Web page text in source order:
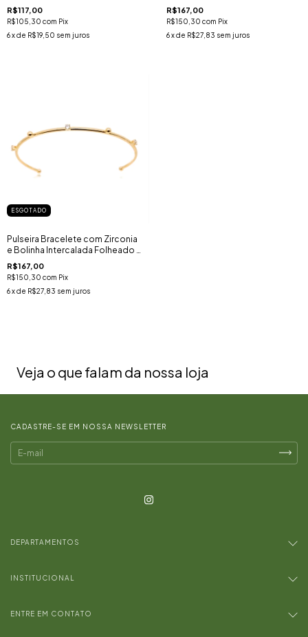
R$117,00
R$105,30 com Pix
6x de R$19,50 sem juros
R$167,00
R$150,30 com Pix
6 x de R$27,83 sem juros
ESGOTADO
Pulseira Bracelete com Zirconia
e Bolinha Intercalada Folheado a
Ouro 18k
R$167,00
R$150,30 com Pix
6x de R$27,83 sem juros
Veja o que falam da nossa loja
CADASTRE-SE EM NOSSA NEWSLETTER
DEPARTAMENTOS
INSTITUCIONAL
ENTRE EM CONTATO